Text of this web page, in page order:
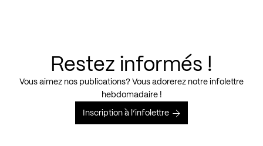
Restez informés !
Vous aimez nos publications? Vous adorerez notre infolettre
hebdomadaire !
Inscription à l’infolettre